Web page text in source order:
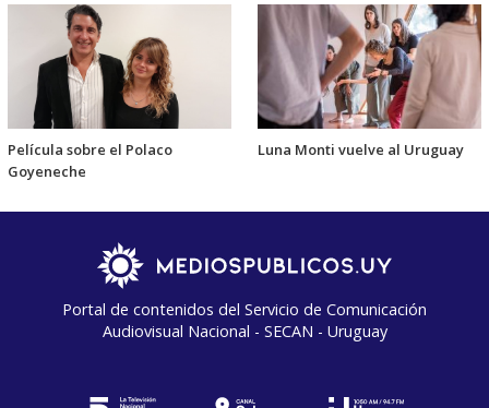
Película sobre el Polaco
Goyeneche
Luna Monti vuelve al Uruguay
Portal de contenidos del Servicio de Comunicación
Audiovisual Nacional - SECAN - Uruguay